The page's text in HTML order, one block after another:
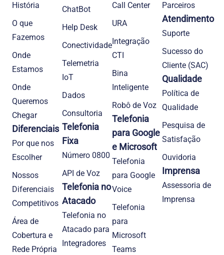
História
O que
Fazemos
Onde
Estamos
Onde
Queremos
Chegar
Diferenciais
Por que nos
Escolher
Nossos
Diferenciais
Competitivos
Área de
Cobertura e
Rede Própria
ChatBot
Help Desk
Conectividade
Telemetria
IoT
Dados
Consultoria
Telefonia
Fixa
Número 0800
API de Voz
Telefonia no
Atacado
Telefonia no
Atacado para
Integradores
Call Center
URA
Integração
CTI
Bina
Inteligente
Robô de Voz
Telefonia
para Google
e Microsoft
Telefonia
para Google
Voice
Telefonia
para
Microsoft
Teams
Parceiros
Atendimento
Suporte
Sucesso do
Cliente (SAC)
Qualidade
Política de
Qualidade
Pesquisa de
Satisfação
Ouvidoria
Imprensa
Assessoria de
Imprensa